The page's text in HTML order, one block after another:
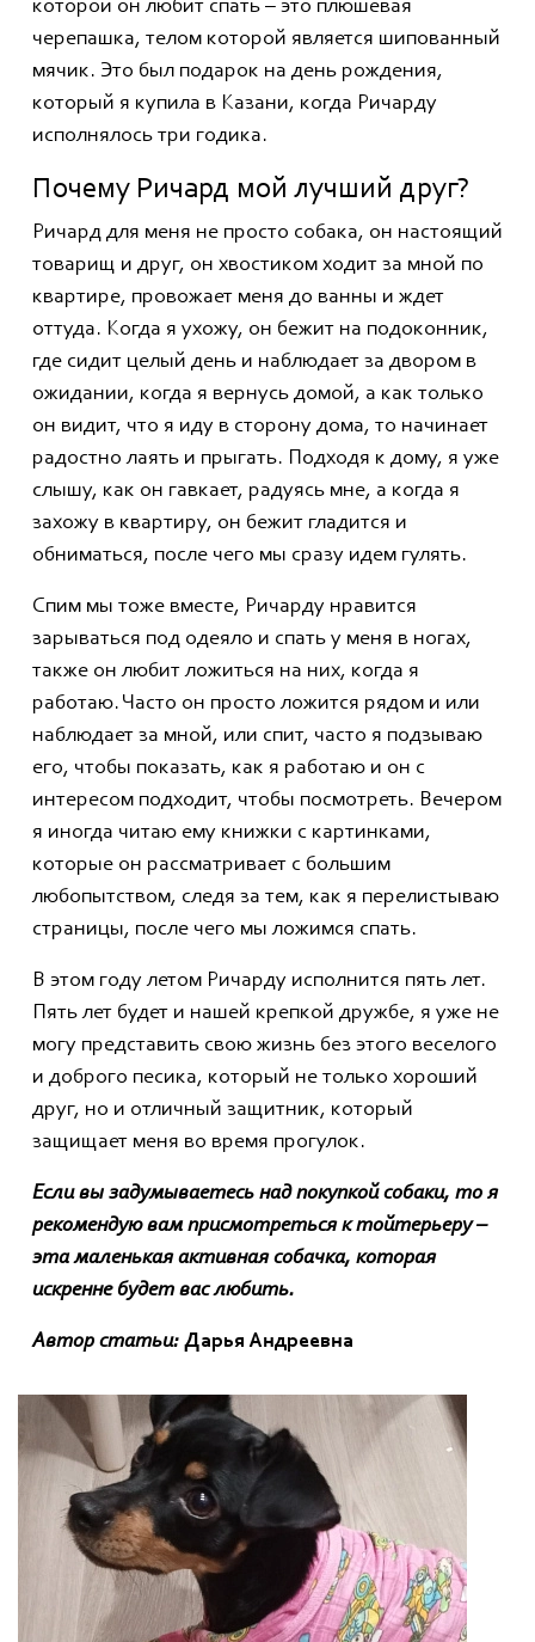
которой он любит спать – это плюшевая
черепашка, телом которой является шипованный
мячик. Это был подарок на день рождения,
который я купила в Казани, когда Ричарду
исполнялось три годика.
Почему Ричард мой лучший друг?
Ричард для меня не просто собака, он настоящий
товарищ и друг, он хвостиком ходит за мной по
квартире, провожает меня до ванны и ждет
оттуда. Когда я ухожу, он бежит на подоконник,
где сидит целый день и наблюдает за двором в
ожидании, когда я вернусь домой, а как только
он видит, что я иду в сторону дома, то начинает
радостно лаять и прыгать. Подходя к дому, я уже
слышу, как он гавкает, радуясь мне, а когда я
захожу в квартиру, он бежит гладится и
обниматься, после чего мы сразу идем гулять.
Спим мы тоже вместе, Ричарду нравится
зарываться под одеяло и спать у меня в ногах,
также он любит ложиться на них, когда я
работаю. Часто он просто ложится рядом и или
наблюдает за мной, или спит, часто я подзываю
его, чтобы показать, как я работаю и он с
интересом подходит, чтобы посмотреть. Вечером
я иногда читаю ему книжки с картинками,
которые он рассматривает с большим
любопытством, следя за тем, как я перелистываю
страницы, после чего мы ложимся спать.
В этом году летом Ричарду исполнится пять лет.
Пять лет будет и нашей крепкой дружбе, я уже не
могу представить свою жизнь без этого веселого
и доброго песика, который не только хороший
друг, но и отличный защитник, который
защищает меня во время прогулок.
Если вы задумываетесь над покупкой собаки, то я
рекомендую вам присмотреться к тойтерьеру –
эта маленькая активная собачка, которая
искренне будет вас любить.
Автор статьи: Дарья Андреевна